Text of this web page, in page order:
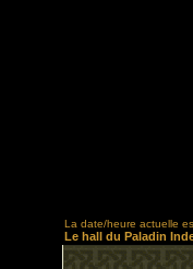
La date/heure actuelle
Le hall du Paladin